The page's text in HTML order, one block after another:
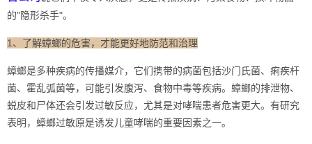
的"隐形杀手"。
1、了解蟑螂的危害，才能更好地防范和治理
蟑螂是多种疾病的传播媒介，它们携带的病菌包括沙门氏菌、痢疾杆
菌、霍乱弧菌等，可能引发腹泻、食物中毒等疾病。蟑螂的排泄物、
蜕皮和尸体还会引发过敏反应，尤其是对哮喘患者危害更大。有研究
表明，蟑螂过敏原是诱发儿童哮喘的重要因素之一。